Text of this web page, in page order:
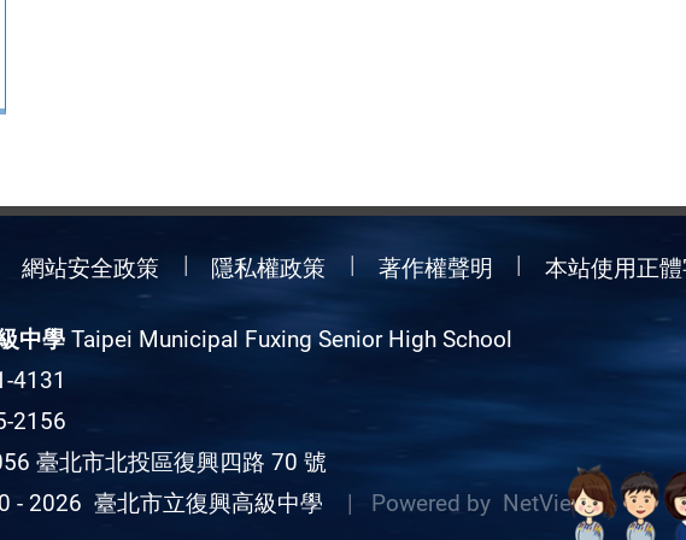
網站安全政策 隱私權政策 著作權聲明 本站使用正
中學Taipei Municipal Fuxing Senior High School
4131
2156
臺北市北投區復興四路 70 號
- 2026 臺北市立復興高級中學 | Powered by NetView